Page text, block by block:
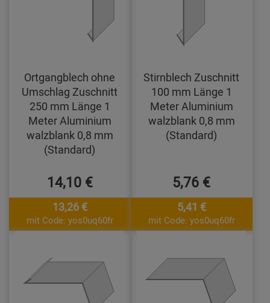
Ortgangblech ohne
Umschlag Zuschnitt
250 mm Länge 1
Meter Aluminium
walzblank 0,8 mm
(Standard)
14,10 €
13,26 €
mit Code: yos0uq60fr
Stirnblech Zuschnitt
100 mm Länge 1
Meter Aluminium
walzblank 0,8 mm
(Standard)
5,76 €
5,41 €
mit Code: yos0uq60fr